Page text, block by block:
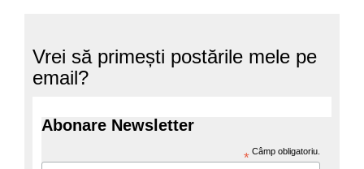
Vrei să primești postările mele pe
email?
Abonare Newsletter
* Câmp obligatoriu.